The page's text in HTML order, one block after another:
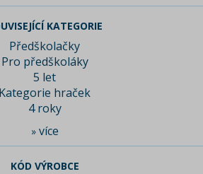
KATEGORIE
Předškolačky
Pro předškoláky
5 let
Kategorie hraček
4 roky
» více
KÓD VÝROBCE